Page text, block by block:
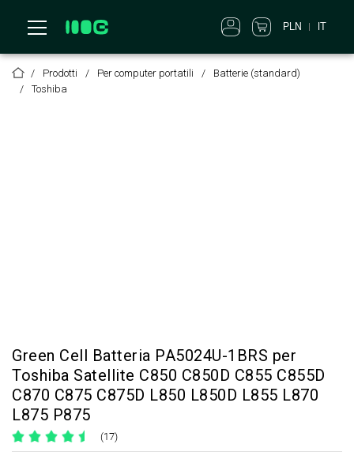
PLN IT
Prodotti Per computer portatili
Batterie (standard)
Toshiba
Green Cell Batteria PA5024U-1BRS per
Toshiba Satellite C850 C850D C855 C855D
C870 C875 C875D L850 L850D L855 L870
L875 P875
(17)